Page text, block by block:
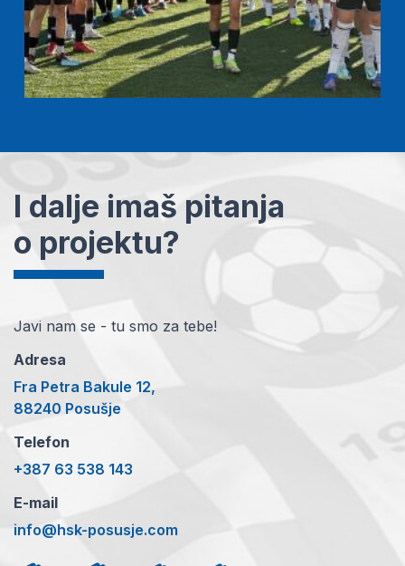
I dalje imaš pitanja
o projektu?
Javi nam se - tu smo za tebe!
Adresa
Fra Petra Bakule 12,
88240 Posušje
Telefon
+387 63 538 143
E-mail
info@hsk-posusje.com